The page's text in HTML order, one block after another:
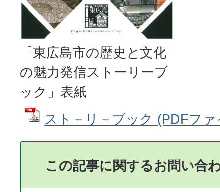
「東広島市の歴史と文化
の魅力発信ストーリーブ
ック」表紙
スト－リ－ブック (PDFフ
この記事に関するお問い合